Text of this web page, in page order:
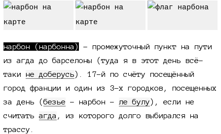
нарбон (нарбонна)
- промежуточный пункт на пути
из агда до барселоны (туда я в этот день всё-
таки не доберусь). 17-й по счёту посещённый
город франции и один из 3-х городков, посещенных
за день (безье - нарбон - ле булу), если не
считатьагда , из которого долго выбирался на
трассу.